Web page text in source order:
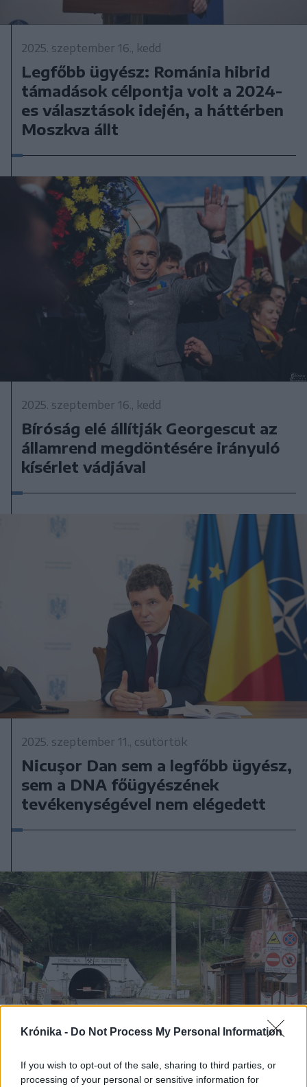
Krónika - Do Not Process My Personal Information
If you wish to opt-out of the sale, sharing to third parties, or
processing of your personal or sensitive information for
2025. szeptember 16., kedd
Legfőbb ügyész: Románia hibrid
támadások célpontja volt a 2024-
es választások idején, a háttérben
Moszkva állt
2025. szeptember 16., kedd
Bíróság elé állítják Georgescut az
államrend megdöntésére irányuló
kísérlet vádjával
2025. szeptember 11., csütörtök
Nicuşor Dan sem a legfőbb ügyész,
sem a DNA főügyészének
tevékenységével nem elégedett